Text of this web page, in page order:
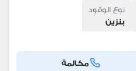
نوع الوقود
بنزين
مكالمة